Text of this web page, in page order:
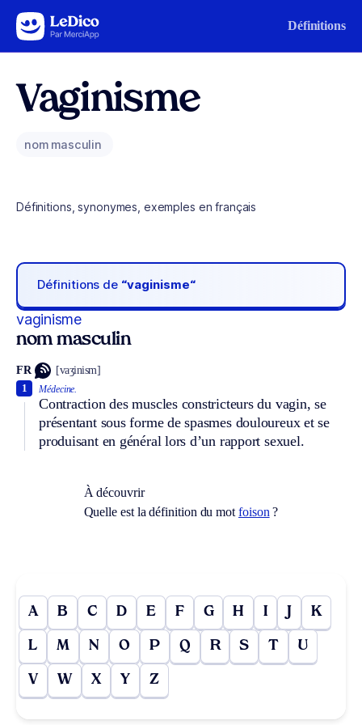
Aller au contenu Définitions
Vaginisme
nom masculin
Définitions, synonymes, exemples en français
Définitions de “vaginisme“
vaginisme
nom masculin
FR [vaʒinism]
Médecine.
Contraction des muscles constricteurs du vagin, se
présentant sous forme de spasmes douloureux et se
produisant en général lors d’un rapport sexuel.
1
À découvrir
Quelle est la définition du motfoison ?
A B C D E F G H I J K
L M N O P Q R S T U
V W X Y Z